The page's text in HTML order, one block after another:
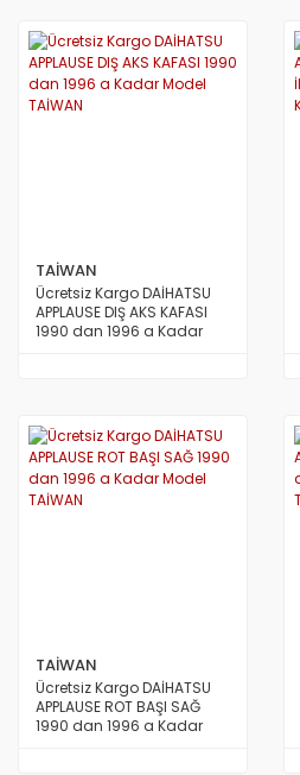
TAİWAN
Ücretsiz Kargo DAİHATSU
APPLAUSE DIŞ AKS KAFASI
1990 dan 1996 a Kadar
TAİWAN
Ücretsiz Kargo DAİHATSU
APPLAUSE ROT BAŞI SAĞ
1990 dan 1996 a Kadar